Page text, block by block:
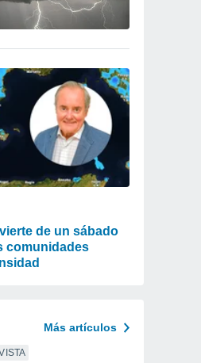
de un sábado
comunidades
Más artículos